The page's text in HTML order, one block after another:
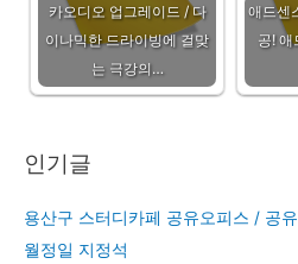
카오디오 업그레이드 / 다
이나믹한 드라이빙에 걸맞
는 극강의…
애드센
공!
인기글
용산구 스터디카페 공유오피스 / 공
월정일 지정석